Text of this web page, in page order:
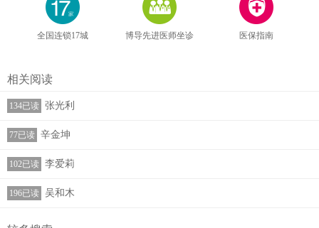
全国连锁17城 博导先进医师坐诊 医保指南
相关阅读
134已读 张光利
77已读 辛金坤
102已读 李爱莉
196已读 吴和木